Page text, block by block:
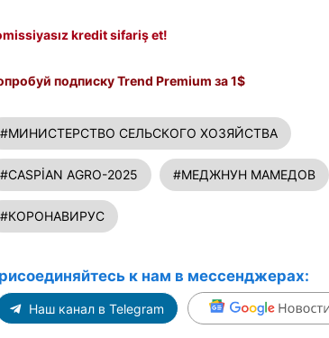
kredit sifariş et!
подписку Trend Premium за 1$
#МИНИСТЕРСТВО СЕЛЬСКОГО ХОЗЯЙСТВА
#CASPİAN AGRO-2025 #МЕДЖНУН МАМЕДОВ
#КОРОНАВИРУС
к нам в мессенджерах:
Наш канал в Telegram